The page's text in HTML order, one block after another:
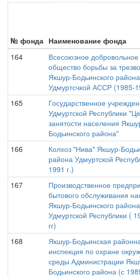
№ фонда Наименование фонда
164
Всесоюзное добровольное
общество борьбы за
Якшур-Бодьинского района
Удмуртсчкой АССР (1985-
165
Государственное
Удмуртской Республики
занятости населения
Бодьинского района"
166
Колхоз "Нива" Якшур-
района Удмуртской
1991 г.)
167
Производственное
бытового обслуживания
Якшур-Бодьинского района
Удмуртской Республики (
гг)
168
Якшур-Бодьинская
инспекция по охране
среды Администрации
Бодьинского района (с